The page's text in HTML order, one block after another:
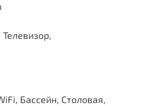
Бассейн, Столовая,